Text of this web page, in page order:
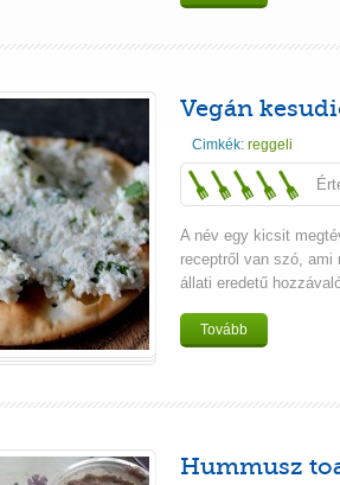
Vegán
Cimkék: reggeli
A név egy kicsit
receptről van szó, ami
állati eredetű
Tovább
Hummusz